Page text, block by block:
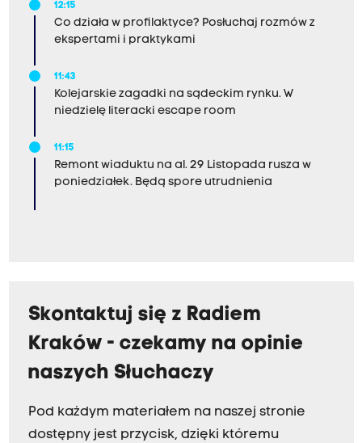
12:15
Co działa w profilaktyce? Posłuchaj rozmów z
ekspertami i praktykami
11:43
Kolejarskie zagadki na sądeckim rynku. W
niedzielę literacki escape room
11:15
Remont wiaduktu na al. 29 Listopada rusza w
poniedziałek. Będą spore utrudnienia
Skontaktuj się z Radiem
Kraków - czekamy na opinie
naszych Słuchaczy
Pod każdym materiałem na naszej stronie
dostępny jest przycisk, dzięki któremu